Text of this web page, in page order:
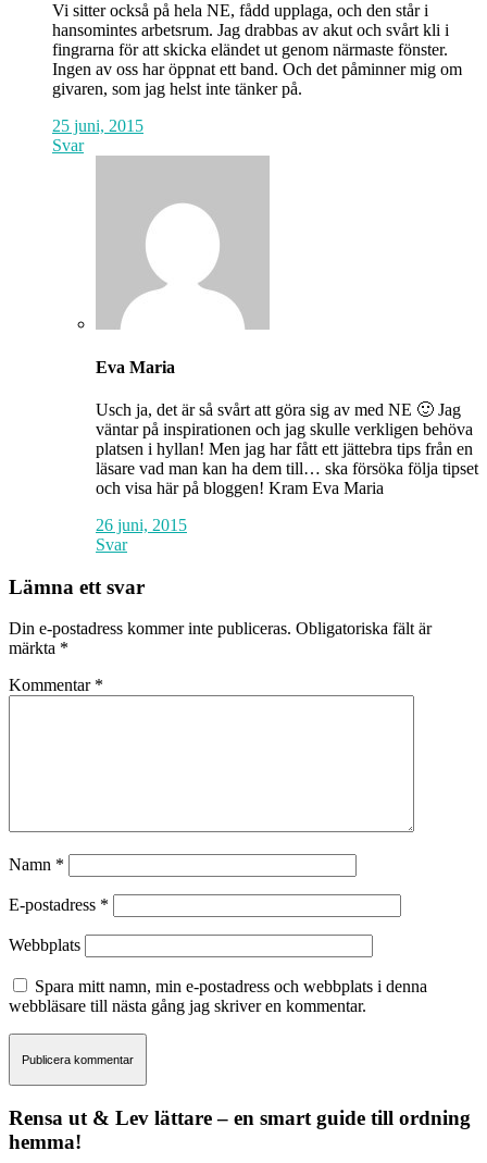
Vi sitter också på hela NE, fådd upplaga, och den står i
hansomintes arbetsrum. Jag drabbas av akut och svårt kli i
fingrarna för att skicka eländet ut genom närmaste fönster.
Ingen av oss har öppnat ett band. Och det påminner mig om
givaren, som jag helst inte tänker på.
25 juni, 2015
Svar
Eva Maria
Usch ja, det är så svårt att göra sig av med NE 🙂 Jag
väntar på inspirationen och jag skulle verkligen behöva
platsen i hyllan! Men jag har fått ett jättebra tips från en
läsare vad man kan ha dem till… ska försöka följa tipset
och visa här på bloggen! Kram Eva Maria
26 juni, 2015
Svar
Lämna ett svar
Din e-postadress kommer inte publiceras. Obligatoriska fält är
märkta *
Kommentar *
Namn *
E-postadress *
Webbplats
Spara mitt namn, min e-postadress och webbplats i denna
webbläsare till nästa gång jag skriver en kommentar.
Rensa ut & Lev lättare – en smart guide till ordning
hemma!